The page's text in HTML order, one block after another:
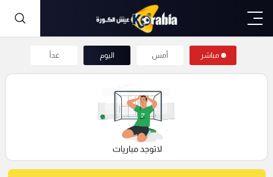
مباشر أمس اليوم غداً